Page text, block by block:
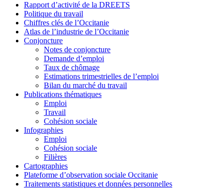
Rapport d’activité de la DREETS
Politique du travail
Chiffres clés de l’Occitanie
Atlas de l’industrie de l’Occitanie
Conjoncture
Notes de conjoncture
Demande d’emploi
Taux de chômage
Estimations trimestrielles de l’emploi
Bilan du marché du travail
Publications thématiques
Emploi
Travail
Cohésion sociale
Infographies
Emploi
Cohésion sociale
Filières
Cartographies
Plateforme d’observation sociale Occitanie
Traitements statistiques et données personnelles